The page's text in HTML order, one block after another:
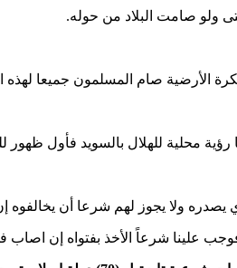
ولو صامت البلاد من حوله.
الأرضية صام المسلمون جميعا لهذه
رؤية محلية للهلال بالسويد فأول
يصدره ولا يجوز لهم شرعا أن
علينا شرعاً الأخذ بفتواه إن اصاب